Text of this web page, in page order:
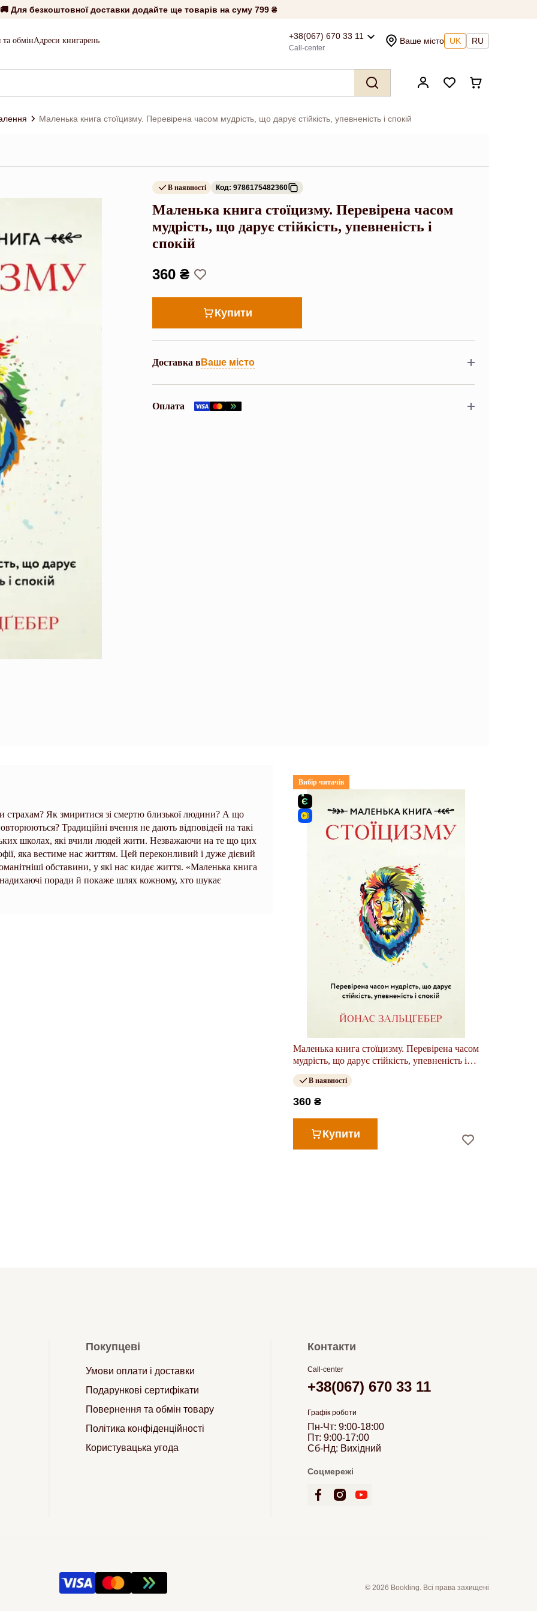
🚚 Для безкоштовної доставки додайте ще товарів на суму 799 ₴
обмінАдреси книгарень +38(067) 670 33 11
Call-center
Ваше місто UK RU
Маленька книга стоїцизму. Перевірена часом мудрість, що дарує стійкість, упевненість і спокій
В наявності Код: 9786175482360
Маленька книга стоїцизму. Перевірена часом
мудрість, що дарує стійкість, упевненість і
спокій
360 ₴
Купити
Доставка вВаше місто
Оплата
страхам? Як змиритися зі смертю близької людини? А що
Традиційні вчення не дають відповідей на такі
школах, які вчили людей жити. Незважаючи на те що цих
яка вестиме нас життям. Цей переконливий і дуже дієвий
обставини, у які нас кидає життя. «Маленька книга
надихаючі поради й покаже шлях кожному, хто шукає
Вибір читачів
Маленька книга стоїцизму. Перевірена часом
мудрість, що дарує стійкість, упевненість і
спокій
В наявності
360 ₴
Купити
Покупцеві
Умови оплати і доставки
Подарункові сертифікати
Повернення та обмін товару
Політика конфіденційності
Користувацька угода
Контакти
Call-center
+38(067) 670 33 11
Графік роботи
Пн-Чт: 9:00-18:00
Пт: 9:00-17:00
Сб-Нд: Вихідний
Соцмережі
© 2026 Bookling. Всі права захищені